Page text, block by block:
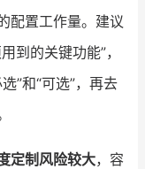
配置工作量。建议
到的关键功能”，
”和“可选”，再去
定制风险较大，容